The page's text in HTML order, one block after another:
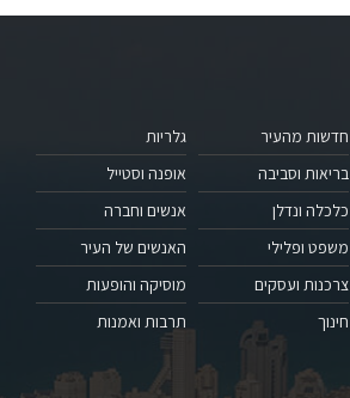
חדשות מהעיר
בריאות וסביבה
כלכלה ונדלן
משפט ופלילי
צרכנות ועסקים
חינוך
גלריות
אופנה וסטייל
אנשים וחברה
האנשים של העיר
מוסיקה והופעות
תרבות ואמנות